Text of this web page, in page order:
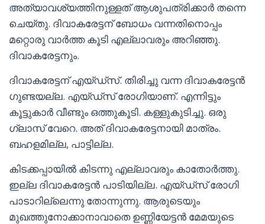
അത്യാവശ്യത്തിനുള്ളത് ആശുപത്രിക്കാർ തന്നെ
ചെയ്തു. ദിവാകരേട്ടന് ബോധം വന്നതിനൊപ്പം
മറ്റൊരു വാർത്ത കൂടി എല്ലാവരും അറിഞ്ഞു.
ദിവാകരേട്ടനും.
ദിവാകരേട്ടന് എയ്ഡ്സ്. തിരിച്ചു വന്ന ദിവാകരേട്ടൻ
ഗുണ്ടയല്ല. എയ്ഡ്സ് രോഗിയാണ്. എന്നിട്ടും
കൂട്ടുകാർ വീണ്ടും ഒത്തുകൂടി. കള്ളുകുടിച്ചു. ഒരു
ഗ്ലാസ് വേറെ. അത് ദിവാകരേട്ടനായി മാത്രം.
ബഹളമില്ല, പാട്ടില്ല.
കിടക്കപ്പായിൽ കിടന്നു എല്ലാവരും കാതോർത്തു.
ഇല്ല ദിവാകരേട്ടൻ പാടിയില്ല. എയ്ഡ്സ് രോഗി
പാടാറില്ലെന്നു തോന്നുന്നു. ആരുടെയും
മുഖത്തുനോക്കാനാവാതെ ഉണ്ണിയേട്ടൻ മേമയുടെ